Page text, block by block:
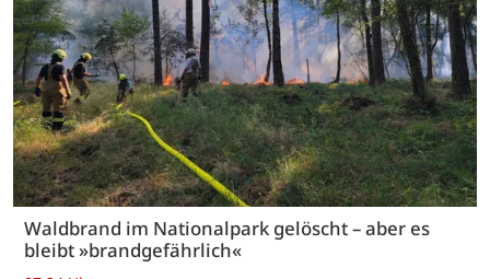
Waldbrand im Nationalpark gelöscht – aber es
bleibt »brandgefährlich«